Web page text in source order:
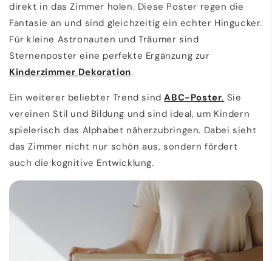
direkt in das Zimmer holen. Diese Poster regen die
Fantasie an und sind gleichzeitig ein echter Hingucker.
Für kleine Astronauten und Träumer sind
Sternenposter eine perfekte Ergänzung zur
Kinderzimmer Dekoration.
Ein weiterer beliebter Trend sindABC-Poster. Sie
vereinen Stil und Bildung und sind ideal, um Kindern
spielerisch das Alphabet näherzubringen. Dabei sieht
das Zimmer nicht nur schön aus, sondern fördert
auch die kognitive Entwicklung.